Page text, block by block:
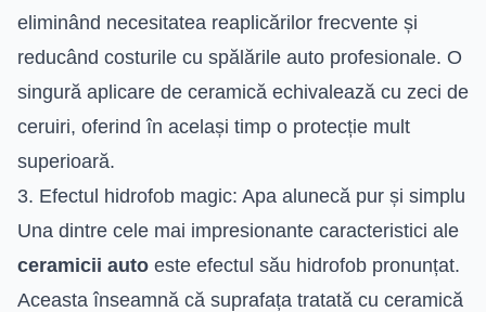
eliminând necesitatea reaplicărilor frecvente și
reducând costurile cu spălările auto profesionale. O
singură aplicare de ceramică echivalează cu zeci de
ceruiri, oferind în același timp o protecție mult
superioară.
3. Efectul hidrofob magic: Apa alunecă pur și simplu
Una dintre cele mai impresionante caracteristici ale
ceramicii auto este efectul său hidrofob pronunțat.
Aceasta înseamnă că suprafața tratată cu ceramică